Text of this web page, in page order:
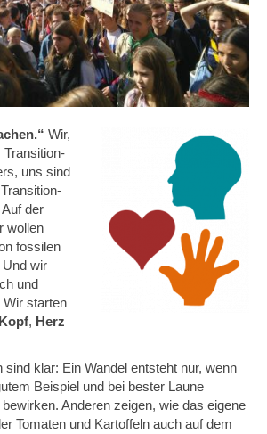
Wir,
Transition-
uns sind
der
wollen
fossilen
wir
und
Wir starten
Kopf, Herz
sind klar: Ein Wandel entsteht nur, wenn
Beispiel und bei bester Laune
Anderen zeigen, wie das eigene
Tomaten und Kartoffeln auch auf dem